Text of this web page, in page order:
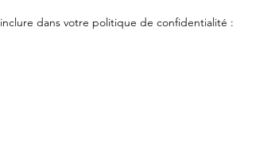
dans votre politique de confidentialité :